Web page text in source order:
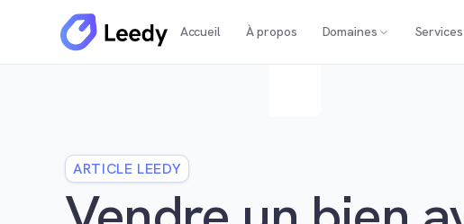
Accueil À propos Domaines Services
ARTICLE LEEDY